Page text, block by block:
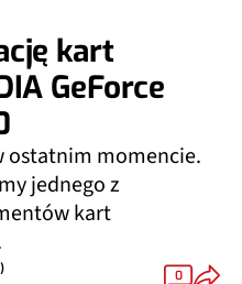
kart
GeForce
ostatnim momencie.
jednego z
kart
0